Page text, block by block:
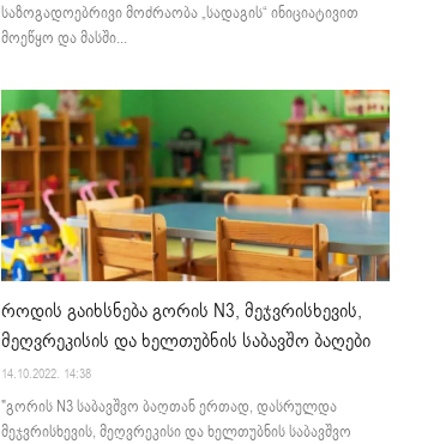
საზოგადოებრივი მოძრაობა „სადაგის“ ინიციატივით
მოეწყო და მასში...
როდის გაიხსნება გორის N3, მეჯვრისხევის,
მეღვრეკისის და ხელთუბნის საბავშო ბაღები
14.10.2022. 14:38
"გორის N3 საბავშვო ბაღთან ერთად, დასრულდა
მეჯვრისხევის, მეღვრეკისი და ხელთუბნის საბავშვო